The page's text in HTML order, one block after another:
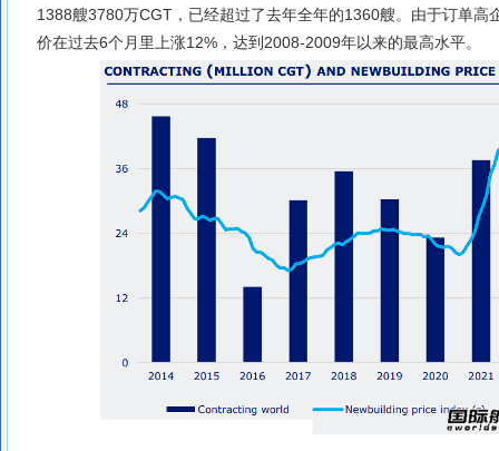
1388艘3780万CGT，已经超过了去年全年的1360艘。由于订单高
价在过去6个月里上涨12%，达到2008-2009年以来的最高水平。